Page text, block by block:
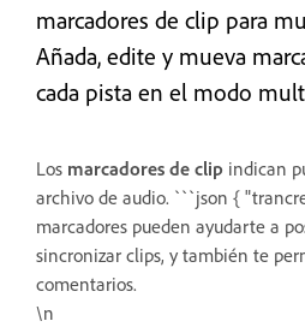
marcadores de clip para
Añada, edite y mueva
cada pista en el modo
Los marcadores de clip indican
archivo de audio. ```json {
marcadores pueden ayudarte a
sincronizar clips, y también te
comentarios.
\n